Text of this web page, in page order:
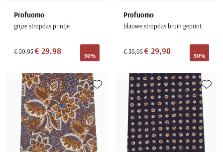
Profuomo
grijze stropdas printje
€ 59,95€ 29,98
-
50%
Profuomo
blauwe stropdas bruin geprint
€ 59,95€ 29,98
-
50%
Toevoegen aan favorieten